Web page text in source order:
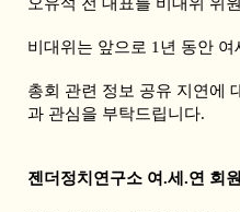
비대위는 앞으로 1년 동안
총회 관련 정보 공유 지연에
과 관심을 부탁드립니다.
젠더정치연구소 여.세.연 회